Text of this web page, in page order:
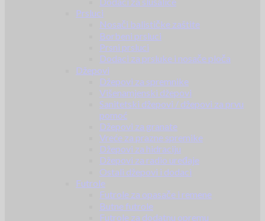
Prsluci
Nosači balističke zaštite
Borbeni prsluci
Prsni prsluci
Dodaci za prsluke i nosače ploča
Džepovi
Džepovi za spremnike
Višenamjenski džepovi
Sanitetski džepovi / džepovi za prvu
pomoć
Džepovi za granate
Vreće za prazne spremike
Džepovi za hidraciju
Džepovi za radio uređaje
Ostali džepovi i dodaci
Futrole
Futrole za opasače i remene
Butne futrole
Futrole za dodatnu opremu